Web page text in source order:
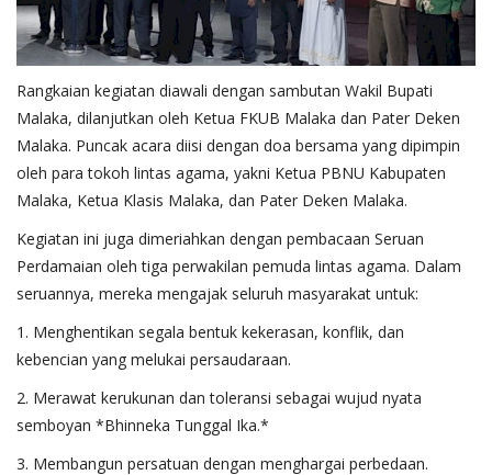
Rangkaian kegiatan diawali dengan sambutan Wakil Bupati
Malaka, dilanjutkan oleh Ketua FKUB Malaka dan Pater Deken
Malaka. Puncak acara diisi dengan doa bersama yang dipimpin
oleh para tokoh lintas agama, yakni Ketua PBNU Kabupaten
Malaka, Ketua Klasis Malaka, dan Pater Deken Malaka.
Kegiatan ini juga dimeriahkan dengan pembacaan Seruan
Perdamaian oleh tiga perwakilan pemuda lintas agama. Dalam
seruannya, mereka mengajak seluruh masyarakat untuk:
1. Menghentikan segala bentuk kekerasan, konflik, dan
kebencian yang melukai persaudaraan.
2. Merawat kerukunan dan toleransi sebagai wujud nyata
semboyan *Bhinneka Tunggal Ika.*
3. Membangun persatuan dengan menghargai perbedaan.